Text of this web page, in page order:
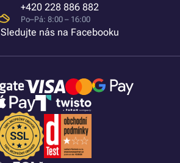
+420 228 886 882
Po–Pá: 8:00 – 16:00
Sledujte nás na Facebooku